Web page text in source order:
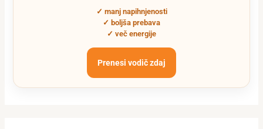
✓ manj napihnjenosti
✓ boljša prebava
✓ več energije
Prenesi vodič zdaj